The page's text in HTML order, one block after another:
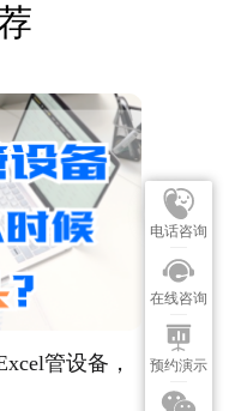
管设备，
工厂设
进厂
电话咨询
在线咨询
预约演示